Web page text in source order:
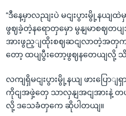
“ဒီနေ့မှာလညျးပဲ မငျးပွားမွို့နယျ
ဖွဈခဲ့တဲ့နရောတှမှော မွနျမာစဈတပ
အားဖွည့ျထိုးစဈဆငျလာတဲ့အတှက
တော့ ထပျပွီးတော့ဖွဈနတေယျလို့ သိ
လကျရှိမငျးပွားမွို့နယျ ဖားပြောျ
ကိုငျအဖှဲ့တှေ သာလှနျအငျအားနဲ့ တ
လို့ ဒသေခံတှကေ ဆိုပါတယျ။